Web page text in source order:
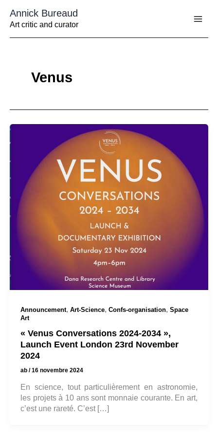
contenu
Annick Bureaud
Art critic and curator
Venus
Announcement, Art-Science, Confs-organisation, Space
Art
« Venus Conversations 2024-2034 »,
Launch Event London 23rd November
2024
ab /16 novembre 2024
En science, tout particulièrement en astronomie,
les projets à 10 ans sont monnaie courante. En art,
c’est une rareté. C’est […]